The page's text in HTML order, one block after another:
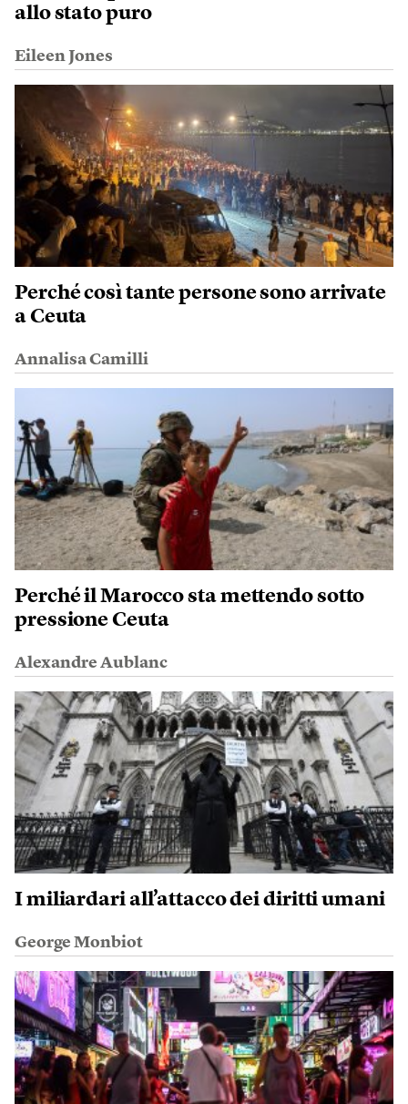
allo stato puro
Eileen Jones
Perché così tante persone sono arrivate
a Ceuta
Annalisa Camilli
Perché il Marocco sta mettendo sotto
pressione Ceuta
Alexandre Aublanc
I miliardari all’attacco dei diritti umani
George Monbiot